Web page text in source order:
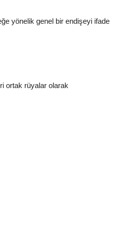
yönelik genel bir endişeyi ifade
ortak rüyalar olarak